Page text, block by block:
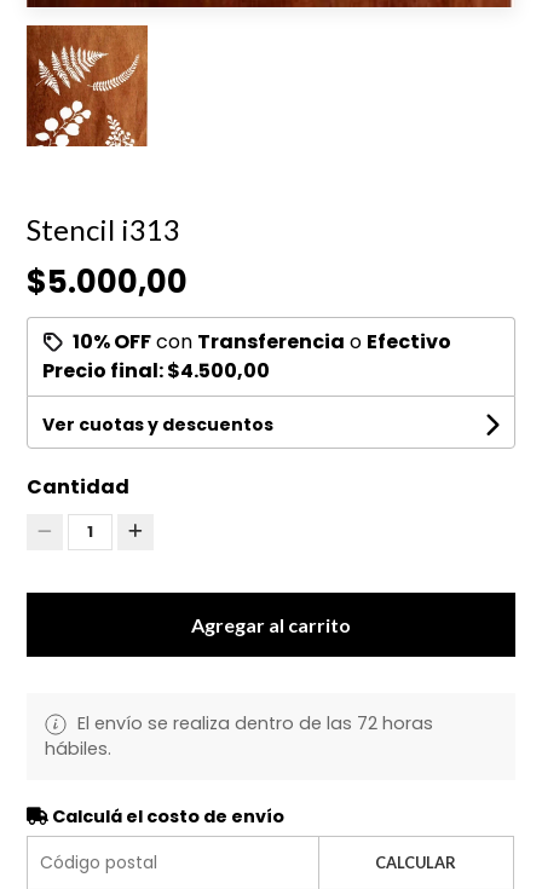
Stencil i313
$5.000,00
10% OFFcon Transferencia o Efectivo
Precio final:$4.500,00
Ver cuotas y descuentos
Cantidad
1
Agregar al carrito
El envío se realiza dentro de las 72 horas
hábiles.
Calculá el costo de envío
CALCULAR